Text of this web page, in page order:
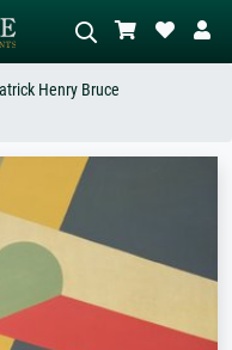
Sie die Szene – z.B. Grüne
Abstrakt mit viel Rot, Dunkles
Stehender Akt neben einem
Baum.
Henry Bruce